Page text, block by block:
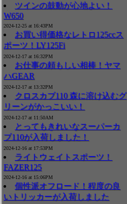
ツインの鼓動が心地よい！
W650
2024-12-25 at 16:43PM
お買い得価格なレトロ125ccス
ポーツ！LY125Fi
2024-12-17 at 16:32PM
お仕事の頼もしい相棒！ヤマ
ハGEAR
2024-12-17 at 13:32PM
クロスカブ110 森に溶け込むグ
リーンがかっこいい！
2024-12-17 at 11:50AM
とってもきれいなスーパーカ
ブ110が入荷しました！
2024-12-16 at 17:53PM
ライトウェイトスポーツ！
FAZER125
2024-12-16 at 15:06PM
個性派オフロード！程度の良
いトリッカーが入荷しました